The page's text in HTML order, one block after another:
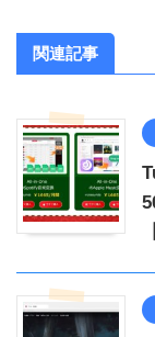
関連記事